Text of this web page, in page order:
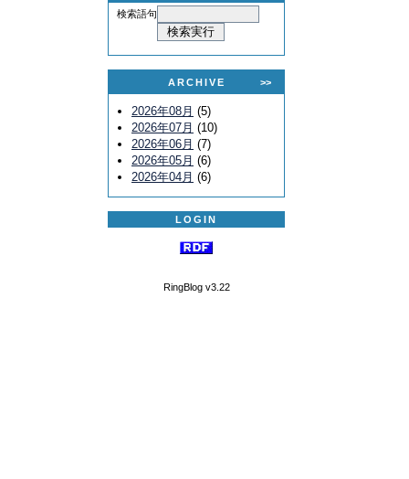
検索語句
ARCHIVE >>
2026年08月 (5)
2026年07月 (10)
2026年06月 (7)
2026年05月 (6)
2026年04月 (6)
LOGIN
RingBlog v3.22